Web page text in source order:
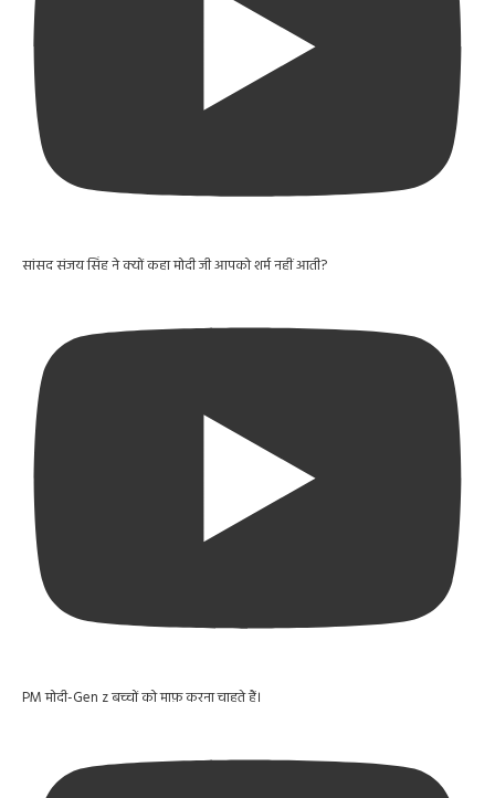
सांसद संजय सिंह ने क्यों कहा मोदी जी आपको शर्म नहीं आती?
PM मोदी-Gen z बच्चों को माफ़ करना चाहते हैं।